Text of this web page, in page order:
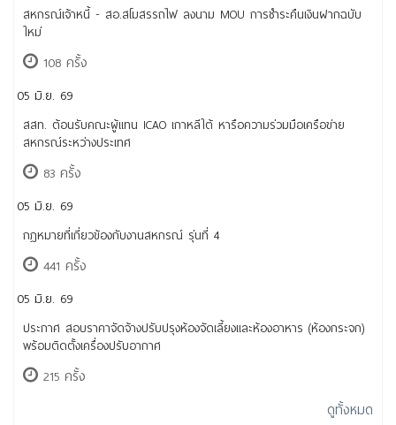
สหกรณ์เจ้าหนี้ - สอ.สโมสรรถไฟ ลงนาม MOU การชำระคืนเงินฝากฉบับ
ใหม่
108 ครั้ง
05 มิ.ย. 69
สสท. ต้อนรับคณะผู้แทน ICAO เกาหลีใต้ หารือความร่วมมือเครือข่าย
สหกรณ์ระหว่างประเทศ
83 ครั้ง
05 มิ.ย. 69
กฎหมายที่เกี่ยวข้องกับงานสหกรณ์ รุ่นที่ 4
441 ครั้ง
05 มิ.ย. 69
ประกาศ สอบราคาจัดจ้างปรับปรุงห้องจัดเลี้ยงและห้องอาหาร (ห้องกระจก)
พร้อมติดตั้งเครื่องปรับอากาศ
215 ครั้ง
ดูทั้งหมด